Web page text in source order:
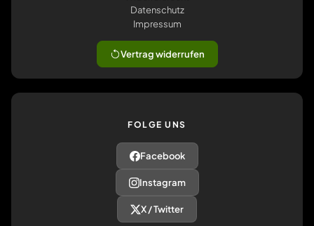
Datenschutz
Impressum
Vertrag widerrufen
FOLGE UNS
Facebook
Instagram
X / Twitter